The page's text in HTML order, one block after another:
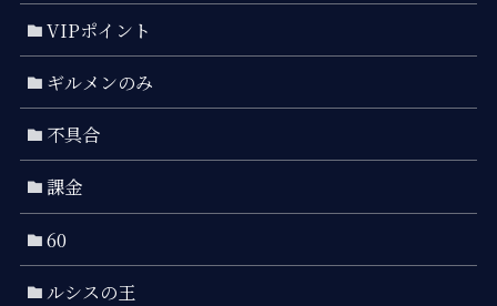
VIPポイント
ギルメンのみ
不具合
課金
60
ルシスの王